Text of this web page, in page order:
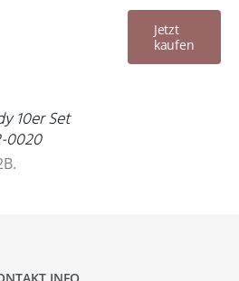
10er Set
0020
Jetzt
kaufen